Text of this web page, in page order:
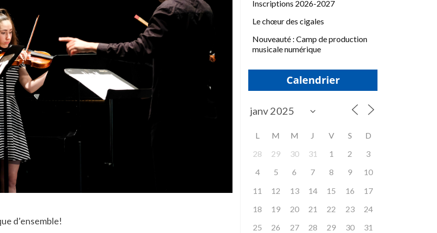
d’ensemble!
Inscriptions 2026-2027
Le chœur des cigales
Nouveauté : Camp de production
musicale numérique
Calendrier
L M M J V S
D
28
29 30 31 1 2
3
4
5 6 7 8 9
10
11
12 13 14 15 16
17
18
19 20 21 22 23
24
25
26 27 28 29 30 31